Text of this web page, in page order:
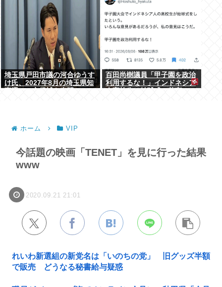
埼玉県戸田市議の河合ゆうす
け氏、2027年8月の埼玉県知
百田尚樹議員「甲子園を政治
利用するな！」インドネシア
ホーム VIP
今話題の映画「TENET」を見に行った結果
www
2020.09.21 21:01
れいわ新選組の新党名は「いのちの党」 旧グッズ半額
で販売 どうなる秘書給与疑惑